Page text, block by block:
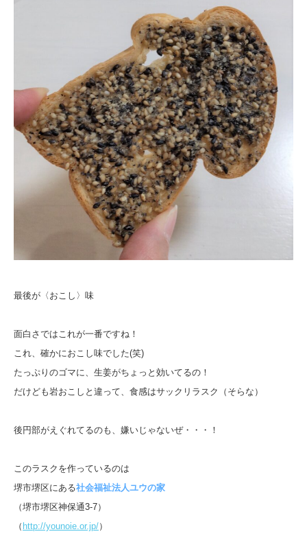
最後が〈おこし〉味
面白さではこれが一番ですね！
これ、確かにおこし味でした(笑)
たっぷりのゴマに、生姜がちょっと効いてるの！
だけども岩おこしと違って、食感はサックリラスク（そらな）
後円部がえぐれてるのも、嫌いじゃないぜ・・・！
このラスクを作っているのは
堺市堺区にある社会福祉法人ユウの家
（堺市堺区神保通3-7）
（ http://younoie.or.jp/）